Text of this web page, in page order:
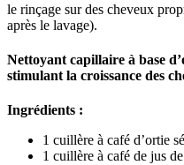
le rinçage sur des cheveux
après le lavage).
Nettoyant capillaire à base
stimulant la croissance des
Ingrédients :
1 cuillère à café d’ortie
1 cuillère à café de jus